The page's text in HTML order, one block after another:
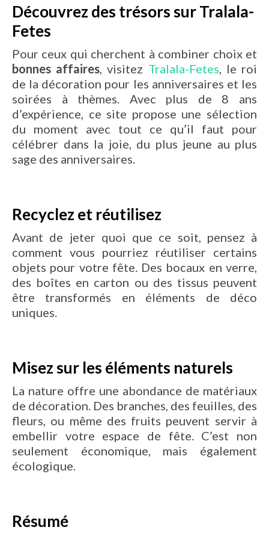
Découvrez des trésors sur Tralala-
Fetes
Pour ceux qui cherchent à combiner choix et
bonnes affaires, visitez Tralala-Fetes, le roi
de la décoration pour les anniversaires et les
soirées à thèmes. Avec plus de 8 ans
d’expérience, ce site propose une sélection
du moment avec tout ce qu’il faut pour
célébrer dans la joie, du plus jeune au plus
sage des anniversaires.
Recyclez et réutilisez
Avant de jeter quoi que ce soit, pensez à
comment vous pourriez réutiliser certains
objets pour votre fête. Des bocaux en verre,
des boîtes en carton ou des tissus peuvent
être transformés en éléments de déco
uniques.
Misez sur les éléments naturels
La nature offre une abondance de matériaux
de décoration. Des branches, des feuilles, des
fleurs, ou même des fruits peuvent servir à
embellir votre espace de fête. C’est non
seulement économique, mais également
écologique.
Résumé